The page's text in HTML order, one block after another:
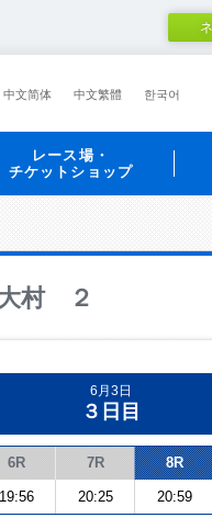
中文简体 中文繁體 한국어
レース場・
チケットショップ
村 ２
6月3日
３日目
6R 7R 8R
19:56 20:25 20:59